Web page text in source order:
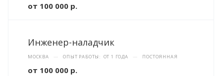
от 100 000 р.
Инженер-наладчик
МОСКВА — ОПЫТ РАБОТЫ: ОТ 1 ГОДА — ПОСТОЯННАЯ
от 100 000 р.